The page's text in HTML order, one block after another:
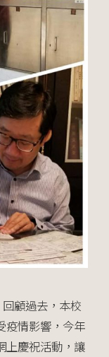
顧過去，本校
疫情影響，今年
上慶祝活動，讓